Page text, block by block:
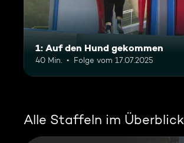
1: Auf den Hund gekommen
40 Min. Folge vom 17.07.2025
Alle Staffeln im Überblick